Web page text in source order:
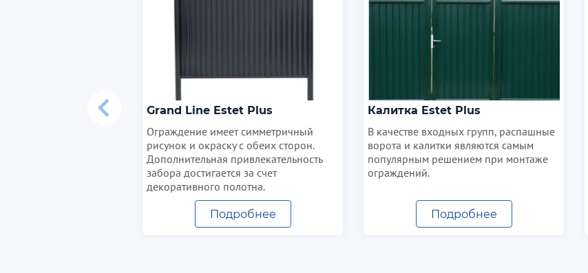
Grand Line Estet Plus
Ограждение имеет симметричный
рисунок и окраску с обеих сторон.
Дополнительная привлекательность
забора достигается за счет
декоративного полотна.
Подробнее
Калитка Estet Plus
В качестве входных групп, распашные
ворота и калитки являются самым
популярным решением при монтаже
ограждений.
Подробнее